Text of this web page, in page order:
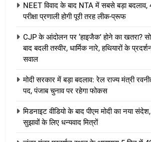
NEET विवाद के बाद NTA में सबसे बड़ा बदलाव,
परीक्षा प्रणाली होगी पूरी तरह लीक-प्रूफ
CJP के आंदोलन पर ‘हाइजैक’ होने का खतरा?
बाद बदली तस्वीर, धार्मिक नारे, हथियारों के
सवाल
मोदी सरकार में बड़ा बदलाव: रेल राज्य मंत्री
पद, पंजाब चुनाव पर रहेगा फोकस
मिडनाइट वीडियो के बाद पीएम मोदी का नया
सुझावों के लिए धन्यवाद मित्रों